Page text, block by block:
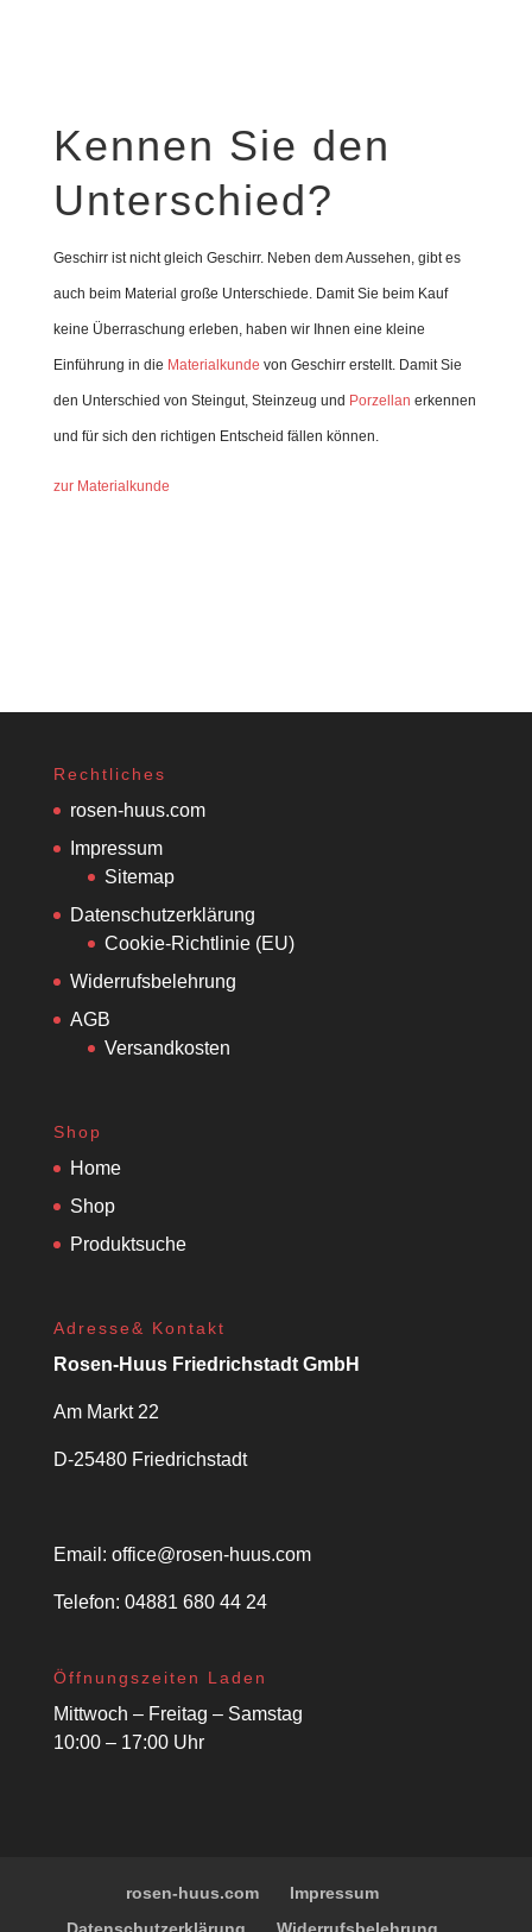
Kennen Sie den
Unterschied?
Geschirr ist nicht gleich Geschirr. Neben dem Aussehen, gibt es
auch beim Material große Unterschiede. Damit Sie beim Kauf
keine Überraschung erleben, haben wir Ihnen eine kleine
Einführung in die Materialkunde von Geschirr erstellt. Damit Sie
den Unterschied von Steingut, Steinzeug und Porzellan erkennen
und für sich den richtigen Entscheid fällen können.
zur Materialkunde
Rechtliches
rosen-huus.com
Impressum
Sitemap
Datenschutzerklärung
Cookie-Richtlinie (EU)
Widerrufsbelehrung
AGB
Versandkosten
Shop
Home
Shop
Produktsuche
Adresse& Kontakt
Rosen-Huus Friedrichstadt GmbH
Am Markt 22
D-25480 Friedrichstadt
Email: office@rosen-huus.com
Telefon: 04881 680 44 24
Öffnungszeiten Laden
Mittwoch – Freitag – Samstag
10:00 – 17:00 Uhr
rosen-huus.com
Impressum